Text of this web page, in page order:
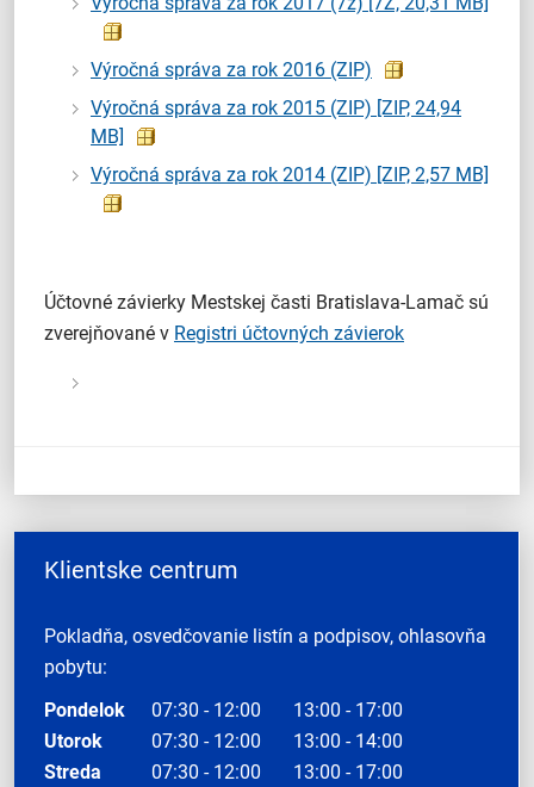
Výročná správa za rok 2016 (ZIP)
Výročná správa za rok 2015 (ZIP) [ZIP, 24,94
MB]
Výročná správa za rok 2014 (ZIP) [ZIP, 2,57 MB]
Účtovné závierky Mestskej časti Bratislava-Lamač sú
zverejňované v Registri účtovných závierok
Klientske centrum
Pokladňa, osvedčovanie listín a podpisov, ohlasovňa
pobytu:
Pondelok
07:30 - 12:00
13:00 - 17:00
Utorok
07:30 - 12:00
13:00 - 14:00
Streda
07:30 - 12:00
13:00 - 17:00